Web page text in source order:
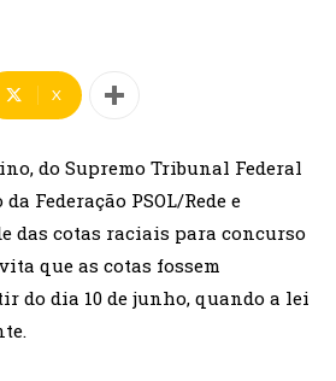
X
do Supremo Tribunal Federal
Federação PSOL/Rede e
das cotas raciais para concurso
que as cotas fossem
do dia 10 de junho, quando a lei